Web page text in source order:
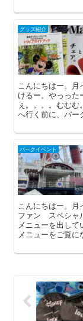
グッズ紹介
こんにちはー。
けるー。やっった
ぇ。。。。むむ
へ行く前に、パー
パークイベント
こんにちはー。月
ファン スペシャ
メニューを出し
メニューをご覧